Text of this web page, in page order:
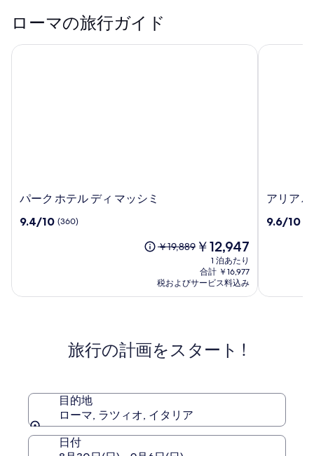
ローマの旅行ガイド
パ
ク
ィ
パーク ホテル ディ マッシミ
10
件
9.4/10 (360)
以
料
金
常
料
つ
い
て
の
￥19,889現
の
料
金
￥12,947
1 泊あたり
合計 ￥16,977
税およびサービス料込み
パーク ホテル ディ マッシミ
ア
ア
OMNIA
アリア
10
件
9.6/10
アリア パ
旅行の計画をスタート !
目的地
ローマ, ラツィオ, イタリア
日付